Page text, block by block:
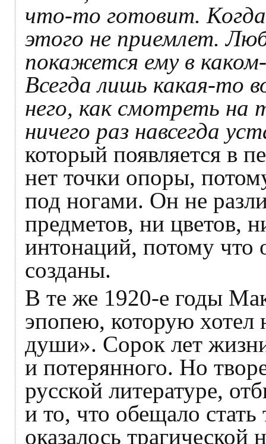
что-то готовит.
этого не приемлет.
покажется ему в
Всегда лишь какая-то
него, как смотреть на
ничего раз навсегда
который появляется в
нет точки опоры,
под ногами. Он не
предметов, ни цветов,
интонаций, потому что
созданы.
В те же 1920-е годы
эпопею, которую хотел
души». Сорок лет
и потерянного. Но
русской литературе,
и то, что обещало стать
оказалось